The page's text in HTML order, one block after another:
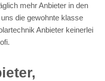
mehr Anbieter in den
die gewohnte klasse
Anbieter keinerlei